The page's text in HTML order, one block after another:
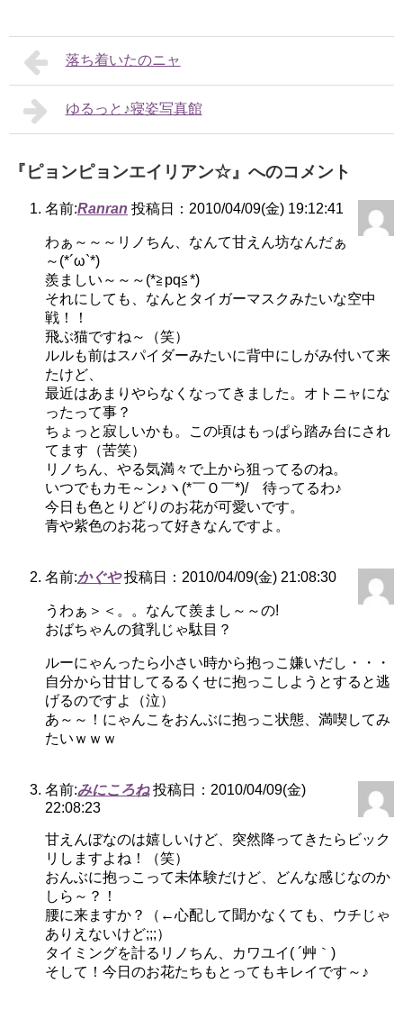
落ち着いたのニャ
ゆるっと♪寝姿写真館
『ピョンピョンエイリアン☆』へのコメント
名前:Ranran 投稿日：2010/04/09(金) 19:12:41
わぁ～～～リノちん、なんて甘えん坊なんだぁ
～(*´ω`*)
羨ましい～～～(*≧pq≦*)
それにしても、なんとタイガーマスクみたいな空中
戦！！
飛ぶ猫ですね～（笑）
ルルも前はスパイダーみたいに背中にしがみ付いて来
たけど、
最近はあまりやらなくなってきました。オトニャにな
ったって事？
ちょっと寂しいかも。この頃はもっぱら踏み台にされ
てます（苦笑）
リノちん、やる気満々で上から狙ってるのね。
いつでもカモ～ン♪ヽ(*￣Ｏ￣*)/ 待ってるわ♪
今日も色とりどりのお花が可愛いです。
青や紫色のお花って好きなんですよ。
名前:かぐや 投稿日：2010/04/09(金) 21:08:30
うわぁ＞＜。。なんて羨まし～～の!
おばちゃんの貧乳じゃ駄目？
ルーにゃんったら小さい時から抱っこ嫌いだし・・・
自分から甘甘してるるくせに抱っこしようとすると逃
げるのですよ（泣）
あ～～！にゃんこをおんぶに抱っこ状態、満喫してみ
たいｗｗｗ
名前:みにころね 投稿日：2010/04/09(金)
22:08:23
甘えんぼなのは嬉しいけど、突然降ってきたらビック
リしますよね！（笑）
おんぶに抱っこって未体験だけど、どんな感じなのか
しら～？！
腰に来ますか？（←心配して聞かなくても、ウチじゃ
ありえないけど;;;）
タイミングを計るリノちん、カワユイ( ´艸｀)
そして！今日のお花たちもとってもキレイです～♪